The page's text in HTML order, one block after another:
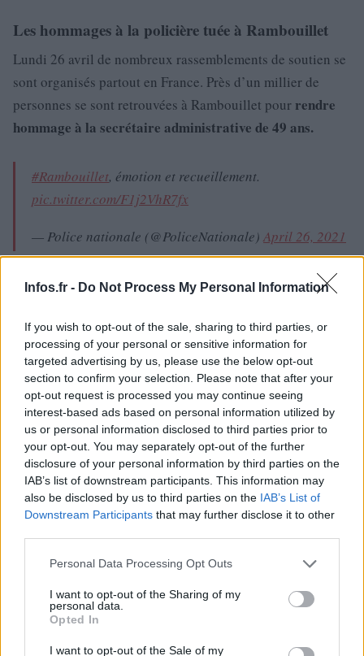
Infos.fr - Do Not Process My Personal Information
If you wish to opt-out of the sale, sharing to third parties, or
processing of your personal or sensitive information for
targeted advertising by us, please use the below opt-out
section to confirm your selection. Please note that after your
opt-out request is processed you may continue seeing
interest-based ads based on personal information utilized by
us or personal information disclosed to third parties prior to
your opt-out. You may separately opt-out of the further
disclosure of your personal information by third parties on the
IAB’s list of downstream participants. This information may
also be disclosed by us to third parties on the IAB’s List of
Downstream Participants that may further disclose it to other
Please note that this website/app uses one or more Google
not limited to your visit or usage behaviour. You may click to
grant or deny consent to Google and its third-party tags to
use your data for below specified purposes in below Google
consent section.
Personal Data Processing Opt Outs
I want to opt-out of the Sharing of my
personal data.
Opted In
I want to opt-out of the Sale of my
Les hommages à la policière tuée à Rambouillet
Lundi 26 avril de nombreux rassemblements de soutien se
sont organisés partout en France. Près d’un millier de
personnes se sont retrouvées à Rambouillet pour rendre
hommage à la secrétaire administrative de 49 ans.
#Rambouillet, émotion et recueillement.
pic.twitter.com/F1j2VhR7fx
— Police nationale (@PoliceNationale) April 26, 2021
Les enquêteurs ont rapidement identifié l’agresseur de
arrivé en France en 2009. Initialement en situation
irrégulière, il avait puis obtenu le titre de séjour. Les
investigations le définissentun homme solitaire et fragile